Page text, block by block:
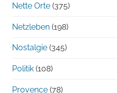
Nette Orte (375)
Netzleben (198)
Nostalgie (345)
Politik (108)
Provence (78)